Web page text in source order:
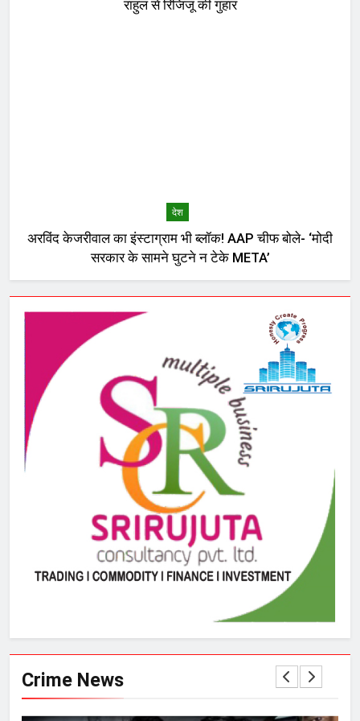
राहुल से रिजिजू की गुहार
देश
अरविंद केजरीवाल का इंस्टाग्राम भी ब्लॉक! AAP चीफ बोले- ‘मोदी
सरकार के सामने घुटने न टेके META’
Crime News